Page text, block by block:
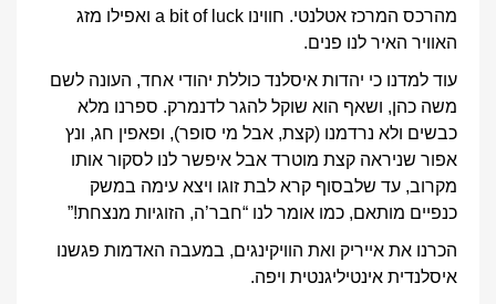
מהרכס המרכז אטלנטי. חווינו a bit of luck ואפילו מזג
האוויר האיר לנו פנים.
עוד למדנו כי יהדות איסלנד כוללת יהודי אחד, העונה לשם
משה כהן, ושאף הוא שוקל להגר לדנמרק. ספרנו מלא
כבשים ולא נרדמנו (קצת, אבל מי סופר), ופאפין חג, ונץ
אפור שניראה קצת מוטרד אבל איפשר לנו לסקור אותו
מקרוב, עד שלבסוף קרא לבת זוגו ויצא עימה במשק
כנפיים מותאם, כמו אומר לנו “חבר’ה, הזוגיות מנצחת!”
הכרנו את אייריק ואת הוויקינגים, במעבה האדמות פגשנו
איסלנדית אינטיליגנטית ויפה.